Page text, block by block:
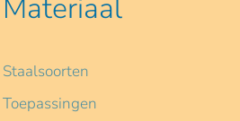
Materiaal
Staalsoorten
Toepassingen